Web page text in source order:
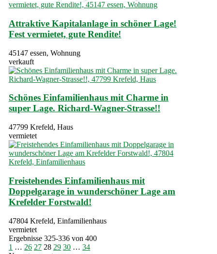
Attraktive Kapitalanlage in schöner Lage!
Fest vermietet, gute Rendite!
45147 essen, Wohnung
verkauft
Schönes Einfamilienhaus mit Charme in
super Lage. Richard-Wagner-Strasse!!
47799 Krefeld, Haus
vermietet
Freistehendes Einfamilienhaus mit
Doppelgarage in wunderschöner Lage am
Krefelder Forstwald!
47804 Krefeld, Einfamilienhaus
vermietet
Ergebnisse 325-336 von 400
1 … 26 27 28 29 30 … 34